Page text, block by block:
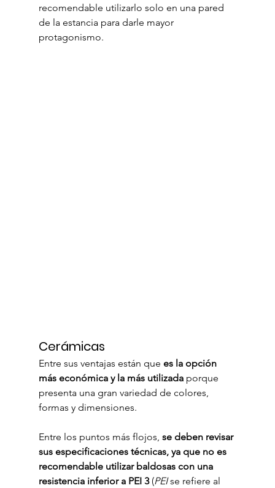
recomendable utilizarlo solo en una pared
de la estancia para darle mayor
protagonismo.
Cerámicas
Entre sus ventajas están que es la opción
más económica y la más utilizada porque
presenta una gran variedad de colores,
formas y dimensiones.
Entre los puntos más flojos, se deben revisar
sus especificaciones técnicas, ya que no es
recomendable utilizar baldosas con una
resistencia inferior a PEI 3 (PEI se refiere al